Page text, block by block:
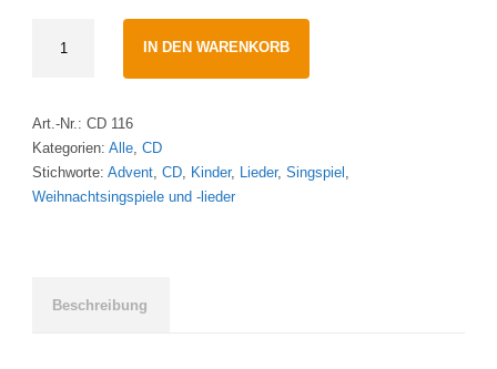
·
Tierisches
Theater
um
IN DEN WARENKORB
Art.-Nr.: CD 116
Kategorien: Alle, CD
Stichworte: Advent, CD, Kinder, Lieder, Singspiel ,
Weihnachtsingspiele und -lieder
Beschreibung